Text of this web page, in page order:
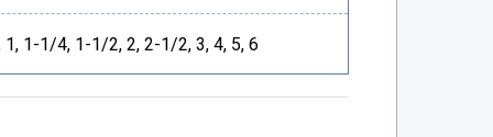
1, 1-1/4, 1-1/2, 2, 2-1/2, 3, 4, 5, 6